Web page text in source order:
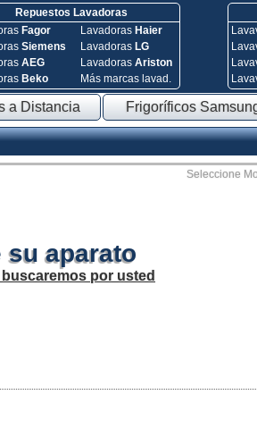
Repuestos Lavadoras
Fagor
Siemens
AEG
Beko
Lavadoras Haier
Lavadoras LG
Lavadoras Ariston
Más marcas lavad.
a Distancia Frigoríficos
Seleccione
su aparato
por usted